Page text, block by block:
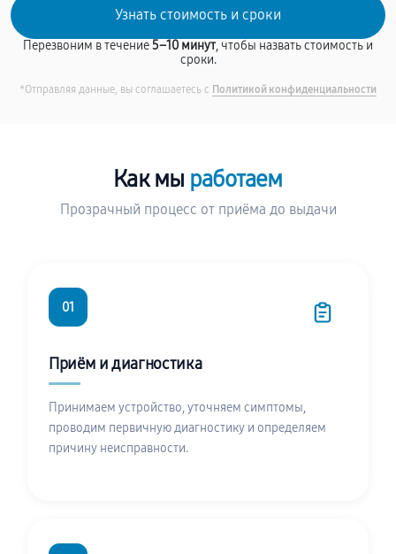
Перезвоним в течение5–10 минут, чтобы назвать стоимость и
сроки.
*Отправляя данные, вы соглашаетесь с Политикой конфиденциальности
Как мы работаем
Прозрачный процесс от приёма до выдачи
01
Приём и диагностика
Принимаем устройство, уточняем симптомы,
проводим первичную диагностику и определяем
причину неисправности.